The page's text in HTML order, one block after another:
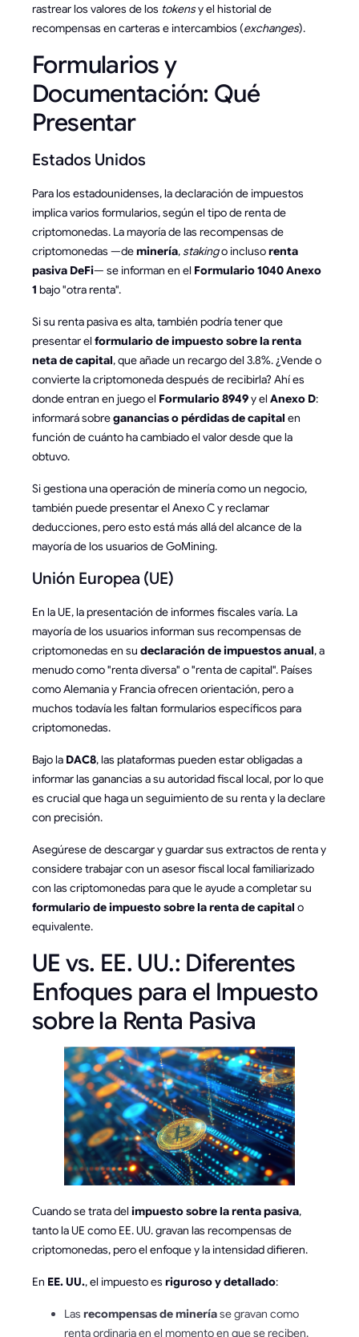
rastrear los valores de los tokensy el historial de
recompensas en carteras e intercambios (exchanges).
Formularios y
Documentación: Qué
Presentar
Estados Unidos
Para los estadounidenses, la declaración de impuestos
implica varios formularios, según el tipo de renta de
criptomonedas. La mayoría de las recompensas de
criptomonedas —deminería,stakingo inclusorenta
pasiva DeFi— se informan en el Formulario 1040 Anexo
1 bajo "otra renta".
Si su renta pasiva es alta, también podría tener que
presentar el formulario de impuesto sobre la renta
neta de capital, que añade un recargo del 3.8%. ¿Vende o
convierte la criptomoneda después de recibirla? Ahí es
donde entran en juego el Formulario 8949y el Anexo D:
informará sobreganancias o pérdidas de capital en
función de cuánto ha cambiado el valor desde que la
obtuvo.
Si gestiona una operación de minería como un negocio,
también puede presentar el Anexo C y reclamar
deducciones, pero esto está más allá del alcance de la
mayoría de los usuarios de GoMining.
Unión Europea (UE)
En la UE, la presentación de informes fiscales varía. La
mayoría de los usuarios informan sus recompensas de
criptomonedas en su declaración de impuestos anual, a
menudo como "renta diversa" o "renta de capital". Países
como Alemania y Francia ofrecen orientación, pero a
muchos todavía les faltan formularios específicos para
criptomonedas.
Bajo la DAC8, las plataformas pueden estar obligadas a
informar las ganancias a su autoridad fiscal local, por lo que
es crucial que haga un seguimiento de su renta y la declare
con precisión.
Asegúrese de descargar y guardar sus extractos de renta y
considere trabajar con un asesor fiscal local familiarizado
con las criptomonedas para que le ayude a completar su
formulario de impuesto sobre la renta de capital o
equivalente.
UE vs. EE. UU.: Diferentes
Enfoques para el Impuesto
sobre la Renta Pasiva
Cuando se trata del impuesto sobre la renta pasiva,
tanto la UE como EE. UU. gravan las recompensas de
criptomonedas, pero el enfoque y la intensidad difieren.
En EE. UU., el impuesto es riguroso y detallado:
Las recompensas de mineríase gravan como
renta ordinaria en el momento en que se reciben.